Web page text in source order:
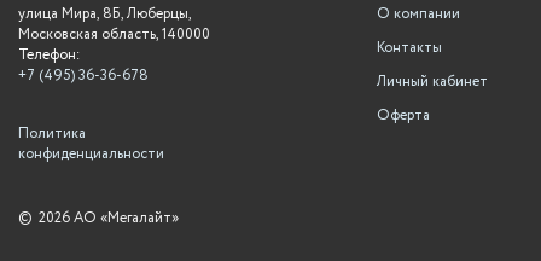
О компании
Контакты
Личный кабинет
Оферта
улица Мира, 8Б, Люберцы,
Московская область, 140000
Телефон:
+7 (495) 36-36-678
Политика
конфиденциальности
© 2026 АО «Мегалайт»